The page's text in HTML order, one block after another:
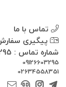
تماس با ما
پیگیری
شماره تماس : 09126603295
09126603295
02634558351